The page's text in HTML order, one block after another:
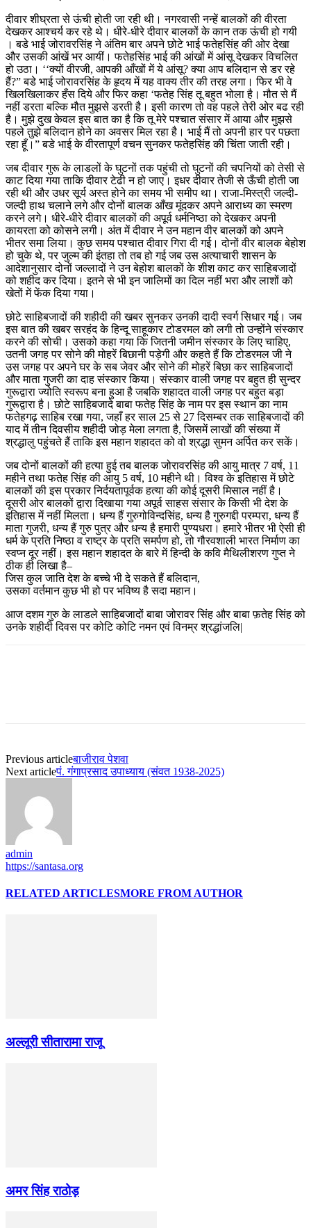
दीवार शीघ्रता से ऊंची होती जा रही थी। नगरवासी नन्हें बालकों की वीरता
देखकर आश्चर्य कर रहे थे। धीरे-धीरे दीवार बालकों के कान तक ऊंची हो गयी
। बडे भाई जोरावरसिंह ने अंतिम बार अपने छोटे भाई फतेहसिंह की ओर देखा
और उसकी आंखें भर आयीं। फतेहसिंह भाई की आंखों में आंसू देखकर विचलित
हो उठा। ‘‘क्यों वीरजी, आपकी आँखों में ये आंसू? क्या आप बलिदान से डर रहे
हैं?” बडे भाई जोरावरसिंह के हृदय में यह वाक्य तीर की तरह लगा। फिर भी वे
खिलखिलाकर हँस दिये और फिर कहा ‘फतेह सिंह तू बहुत भोला है। मौत से मैं
नहीं डरता बल्कि मौत मुझसे डरती है। इसी कारण तो वह पहले तेरी ओर बढ रही
है। मुझे दुख केवल इस बात का है कि तू मेरे पश्चात संसार में आया और मुझसे
पहले तुझे बलिदान होने का अवसर मिल रहा है। भाई मैं तो अपनी हार पर पछता
रहा हूँ।” बडे भाई के वीरतापूर्ण वचन सुनकर फतेहसिंह की चिंता जाती रही।
जब दीवार गुरू के लाडलों के घुटनों तक पहुंची तो घुटनों की चपनियों को तेसी से
काट दिया गया ताकि दीवार टेढी न हो जाए। इधर दीवार तेजी से ऊँची होती जा
रही थी और उधर सूर्य अस्त होने का समय भी समीप था। राजा-मिस्त्री जल्दी-
जल्दी हाथ चलाने लगे और दोनों बालक आँख मूंदकर अपने आराध्य का स्मरण
करने लगे। धीरे-धीरे दीवार बालकों की अपूर्व धर्मनिष्ठा को देखकर अपनी
कायरता को कोसने लगी। अंत में दीवार ने उन महान वीर बालकों को अपने
भीतर समा लिया। कुछ समय पश्चात दीवार गिरा दी गई। दोनों वीर बालक बेहोश
हो चुके थे, पर जुल्म की इंतहा तो तब हो गई जब उस अत्याचारी शासन के
आदेशानुसार दोनों जल्लादों ने उन बेहोश बालकों के शीश काट कर साहिबजादों
को शहीद कर दिया। इतने से भी इन जालिमों का दिल नहीं भरा और लाशों को
खेतों में फेंक दिया गया।
छोटे साहिबजादों की शहीदी की खबर सुनकर उनकी दादी स्वर्ग सिधार गई। जब
इस बात की खबर सरहंद के हिन्दू साहूकार टोडरमल को लगी तो उन्होंने संस्कार
करने की सोची। उसको कहा गया कि जितनी जमीन संस्कार के लिए चाहिए,
उतनी जगह पर सोने की मोहरें बिछानी पड़ेगी और कहते हैं कि टोडरमल जी ने
उस जगह पर अपने घर के सब जेवर और सोने की मोहरें बिछा कर साहिबजादों
और माता गुजरी का दाह संस्कार किया। संस्कार वाली जगह पर बहुत ही सुन्दर
गुरूद्वारा ज्योति स्वरूप बना हुआ है जबकि शहादत वाली जगह पर बहुत बड़ा
गुरूद्वारा है। छोटे साहिबजादे बाबा फतेह सिंह के नाम पर इस स्थान का नाम
फतेहगढ़ साहिब रखा गया, जहाँ हर साल 25 से 27 दिसम्बर तक साहिबजादों की
याद में तीन दिवसीय शहीदी जोड़ मेला लगता है, जिसमें लाखों की संख्या में
श्रद्धालु पहुंचते हैं ताकि इस महान शहादत को वो श्रद्धा सुमन अर्पित कर सकें।
जब दोनों बालकों की हत्या हुई तब बालक जोरावरसिंह की आयु मात्र 7 वर्ष, 11
महीने तथा फतेह सिंह की आयु 5 वर्ष, 10 महीने थी। विश्व के इतिहास में छोटे
बालकों की इस प्रकार निर्दयतापूर्वक हत्या की कोई दूसरी मिसाल नहीं है।
दूसरी ओर बालकों द्वारा दिखाया गया अपूर्व साहस संसार के किसी भी देश के
इतिहास में नहीं मिलता। धन्य हैं गुरुगोविन्दसिंह, धन्य है गुरुगद्दी परम्परा, धन्य हैं
माता गुजरी, धन्य हैं गुरु पुत्र और धन्य है हमारी पुण्यधरा। हमारे भीतर भी ऐसी ही
धर्म के प्रति निष्ठा व राष्ट्र के प्रति समर्पण हो, तो गौरवशाली भारत निर्माण का
स्वप्न दूर नहीं। इस महान शहादत के बारे में हिन्दी के कवि मैथिलीशरण गुप्त ने
ठीक ही लिखा है–
जिस कुल जाति देश के बच्चे भी दे सकते हैं बलिदान,
उसका वर्तमान कुछ भी हो पर भविष्य है सदा महान।
आज दशम गुरु के लाडले साहिबजादों बाबा जोरावर सिंह और बाबा फ़तेह सिंह को
उनके शहीदी दिवस पर कोटि कोटि नमन एवं विनम्र श्रद्धांजलि|
Previous articleबाजीराव पेशवा
Next articleपं. गंगाप्रसाद उपाध्याय (संवत 1938-2025)
admin
https://santasa.org
RELATED ARTICLESMORE FROM AUTHOR
अल्लूरी सीतारामा राजू
अमर सिंह राठोड़